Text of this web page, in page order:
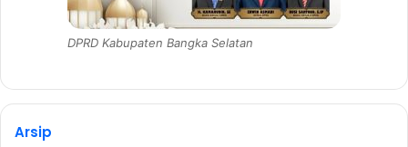
DPRD Kabupaten Bangka Selatan
Arsip